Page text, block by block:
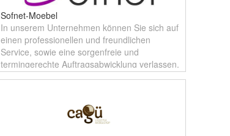
Sofnet-Moebel
In unserem Unternehmen können Sie sich auf
einen professionellen und freundlichen
Service, sowie eine sorgenfreie und
termingerechte Auftragsabwicklung verlassen.